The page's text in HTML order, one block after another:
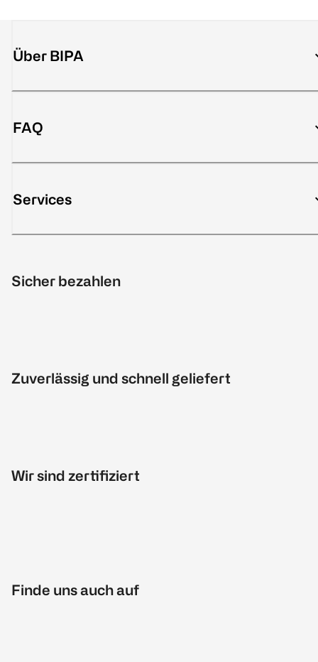
Über BIPA
FAQ
Services
Sicher bezahlen
Zuverlässig und schnell geliefert
Wir sind zertifiziert
Finde uns auch auf